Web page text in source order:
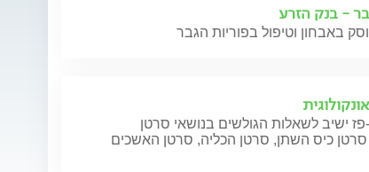
- בנק הזרע
באבחון וטיפול בפוריות הגבר
ישיב לשאלות הגולשים בנושאי סרטן
סרטן כיס השתן, סרטן הכליה, סרטן האשכים